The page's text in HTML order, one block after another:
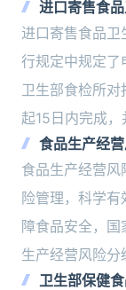
进口寄售食
进口寄售食品
行规定中规定了
卫生部食检所
起15日内完成
食品生产经
食品生产经营
险管理，科学
障食品安全，
生产经营风险
卫生部保健